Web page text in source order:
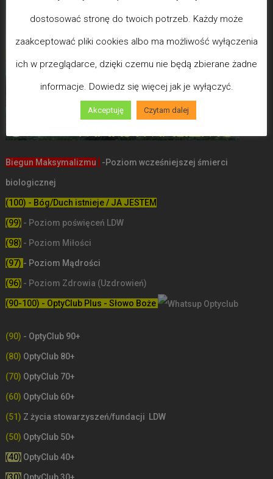
Biegun Maksymalizmu -Poziom wcześniejszej śmierci
biologicznej
(100) - Bóg/Duch istnieje / JA JESTEM
(99) - Poziom poświęceń LDW
(98) - Poziom Miłości
(97) - Poziom Mądrości
(96) - Poziom Zdrowia (Uzdrowień)
(90-100) - OptyClub Plus - Słowo Boże
(90) - OptyClub 90+
(80) OptyClub 80+
(70) OptyClub 70+
(60) OptyClub 60+
(51) Z życia stowarzyszeń/fundacji LDW
(50) OptyClub 50+
(40) OptyClub 40+
dostosować stronę do twoich potrzeb. Każdy może
zaakceptować pliki cookies albo ma możliwość wyłączenia
ich w przeglądarce, dzięki czemu nie będą zbierane żadne
informacje. Dowiedz się więcej jak je wyłączyć.
Akceptuję Czytam dalej